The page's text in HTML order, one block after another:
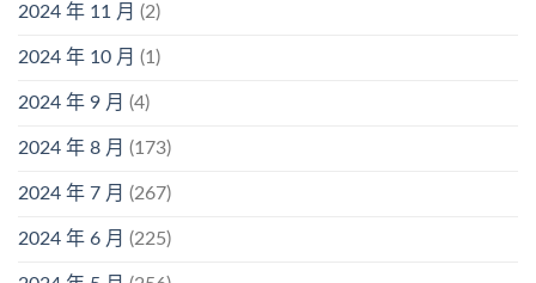
2024 年 11 月 (2)
2024 年 10 月 (1)
2024 年 9 月 (4)
2024 年 8 月 (173)
2024 年 7 月 (267)
2024 年 6 月 (225)